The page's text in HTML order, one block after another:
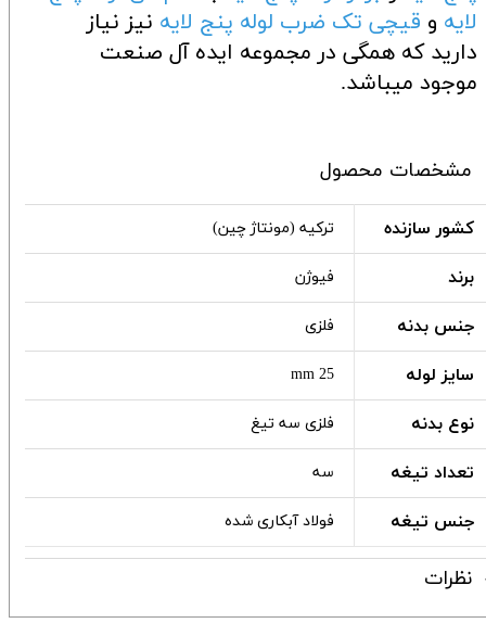
لایه و قیچی تک ضرب لوله پنج لایه نیز نیاز
دارید که همگی در مجموعه ایده آل صنعت
موجود میباشد.
مشخصات محصول
کشور سازنده ترکیه (مونتاژ چین)
برند فیوژن
جنس بدنه فلزی
سایز لوله 25 mm
نوع بدنه فلزی سه تیغ
تعداد تیغه سه
جنس تیغه فولاد آبکاری شده
نظرات